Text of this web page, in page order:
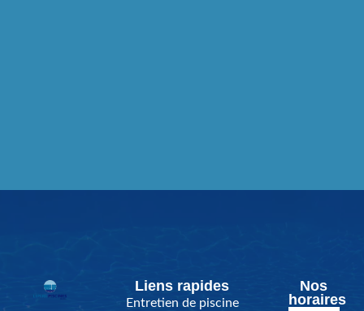
Liens rapides
Entretien de piscine
Nos
horaires